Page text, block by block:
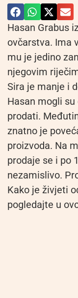
Hasan Grabus
ovčarstva. Ima
mu je jedino
njegovim
Sira je manje i
Hasan mogli
prodati.
znatno je
proizvoda. Na
prodaje se i po
nezamislivo.
Kako je živjeti
pogledajte u